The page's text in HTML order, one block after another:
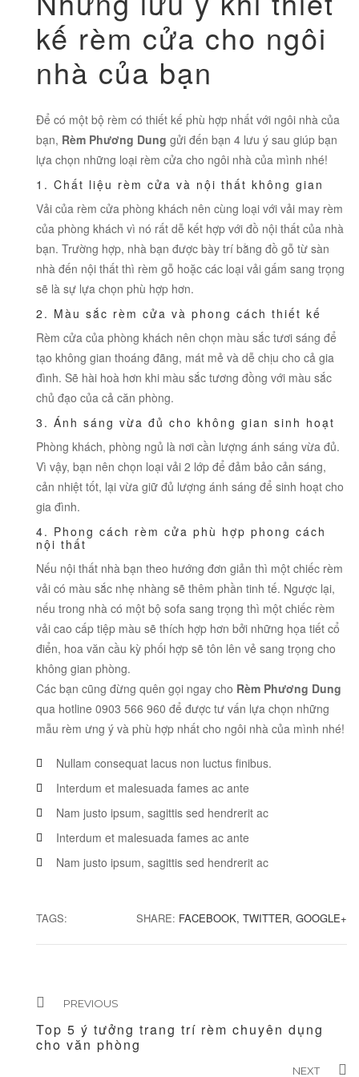
kế rèm cửa cho ngôi
nhà của bạn
Để có một bộ rèm có thiết kế phù hợp nhất với ngôi nhà của
bạn, Rèm Phương Dung gửi đến bạn 4 lưu ý sau giúp bạn
lựa chọn những loại rèm cửa cho ngôi nhà của mình nhé!
1. Chất liệu rèm cửa và nội thất không gian
Vải của rèm cửa phòng khách nên cùng loại với vải may rèm
của phòng khách vì nó rất dễ kết hợp với đồ nội thất của nhà
bạn. Trường hợp, nhà bạn được bày trí bằng đồ gỗ từ sàn
nhà đến nội thất thì rèm gỗ hoặc các loại vải gấm sang trọng
sẽ là sự lựa chọn phù hợp hơn.
2. Màu sắc rèm cửa và phong cách thiết kế
Rèm cửa của phòng khách nên chọn màu sắc tươi sáng để
tạo không gian thoáng đãng, mát mẻ và dễ chịu cho cả gia
đình. Sẽ hài hoà hơn khi màu sắc tương đồng với màu sắc
chủ đạo của cả căn phòng.
3. Ánh sáng vừa đủ cho không gian sinh hoạt
Phòng khách, phòng ngủ là nơi cần lượng ánh sáng vừa đủ.
Vì vậy, bạn nên chọn loại vải 2 lớp để đảm bảo cản sáng,
cản nhiệt tốt, lại vừa giữ đủ lượng ánh sáng để sinh hoạt cho
gia đình.
4. Phong cách rèm cửa phù hợp phong cách
nội thất
Nếu nội thất nhà bạn theo hướng đơn giản thì một chiếc rèm
vải có màu sắc nhẹ nhàng sẽ thêm phần tinh tế. Ngược lại,
nếu trong nhà có một bộ sofa sang trọng thì một chiếc rèm
vải cao cấp tiệp màu sẽ thích hợp hơn bởi những họa tiết cổ
điển, hoa văn cầu kỳ phối hợp sẽ tôn lên vẻ sang trọng cho
không gian phòng.
Các bạn cũng đừng quên gọi ngay cho Rèm Phương Dung
qua hotline 0903 566 960 để được tư vấn lựa chọn những
mẫu rèm ưng ý và phù hợp nhất cho ngôi nhà của mình nhé!
Nullam consequat lacus non luctus finibus.
Interdum et malesuada fames ac ante
Nam justo ipsum, sagittis sed hendrerit ac
Interdum et malesuada fames ac ante
Nam justo ipsum, sagittis sed hendrerit ac
TAGS: SHARE: FACEBOOK, TWITTER, GOOGLE+
PREVIOUS
Top 5 ý tưởng trang trí rèm chuyên dụng
cho văn phòng
NEXT